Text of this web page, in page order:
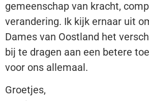
gemeenschap van kracht,
verandering. Ik kijk ernaar uit
Dames van Oostland het
bij te dragen aan een betere
voor ons allemaal.
Groetjes,